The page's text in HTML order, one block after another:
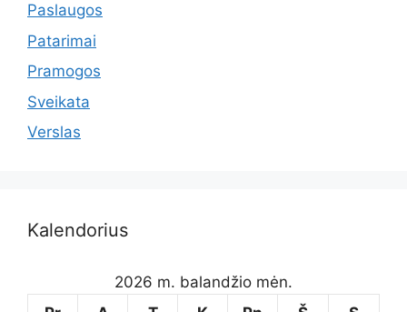
Paslaugos
Patarimai
Pramogos
Sveikata
Verslas
Kalendorius
2026 m. balandžio mėn.